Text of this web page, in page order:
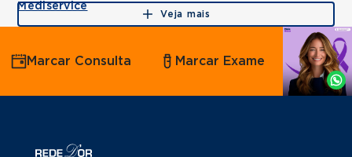
Mediservice
Veja mais
Agende
por
Whatsapp
Marcar Consulta Marcar Exame